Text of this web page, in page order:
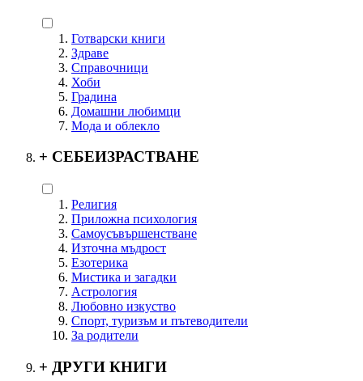
Готварски книги
Здраве
Справочници
Хоби
Градина
Домашни любимци
Мода и облекло
+ СЕБЕИЗРАСТВАНЕ
Религия
Приложна психология
Самоусъвършенстване
Източна мъдрост
Езотерика
Мистика и загадки
Астрология
Любовно изкуство
Спорт, туризъм и пътеводители
За родители
+ ДРУГИ КНИГИ